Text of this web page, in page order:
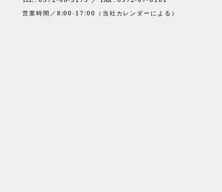
営業時間／8:00-17:00（当社カレンダーによる）